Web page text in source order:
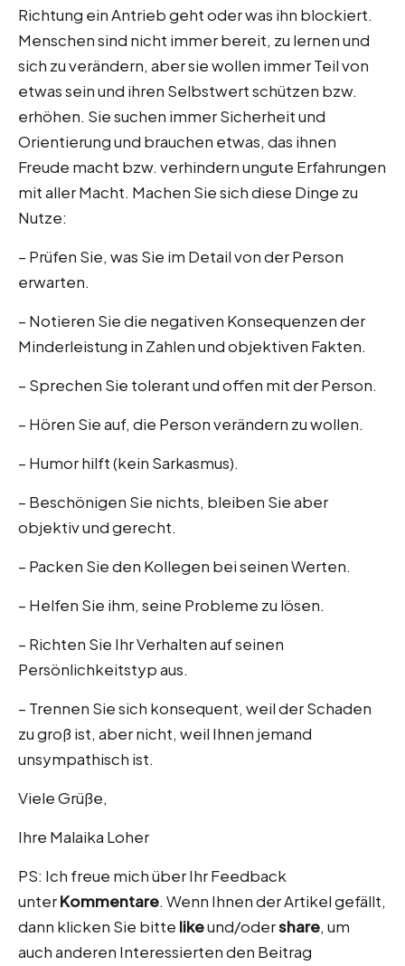
Richtung ein Antrieb geht oder was ihn blockiert.
Menschen sind nicht immer bereit, zu lernen und
sich zu verändern, aber sie wollen immer Teil von
etwas sein und ihren Selbstwert schützen bzw.
erhöhen. Sie suchen immer Sicherheit und
Orientierung und brauchen etwas, das ihnen
Freude macht bzw. verhindern ungute Erfahrungen
mit aller Macht. Machen Sie sich diese Dinge zu
Nutze:
– Prüfen Sie, was Sie im Detail von der Person
erwarten.
– Notieren Sie die negativen Konsequenzen der
Minderleistung in Zahlen und objektiven Fakten.
– Sprechen Sie tolerant und offen mit der Person.
– Hören Sie auf, die Person verändern zu wollen.
– Humor hilft (kein Sarkasmus).
– Beschönigen Sie nichts, bleiben Sie aber
objektiv und gerecht.
– Packen Sie den Kollegen bei seinen Werten.
– Helfen Sie ihm, seine Probleme zu lösen.
– Richten Sie Ihr Verhalten auf seinen
Persönlichkeitstyp aus.
– Trennen Sie sich konsequent, weil der Schaden
zu groß ist, aber nicht, weil Ihnen jemand
unsympathisch ist.
Viele Grüße,
Ihre Malaika Loher
PS: Ich freue mich über Ihr Feedback
unterKommentare. Wenn Ihnen der Artikel gefällt,
dann klicken Sie bitte likeund/odershare, um
auch anderen Interessierten den Beitrag